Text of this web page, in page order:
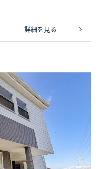
詳細を見る